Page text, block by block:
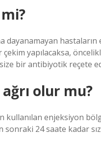
dayanamayan
çekim yapılacaksa,
bir antibiyotik reçete
olur mu?
enjeksiyon
24 saate kadar